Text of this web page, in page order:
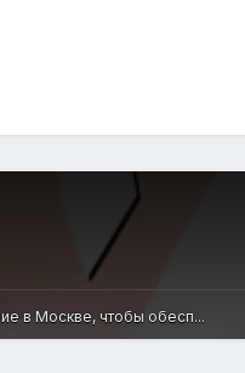
в Москве, чтобы обесп...